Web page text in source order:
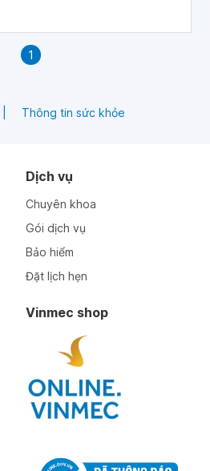
1
Thông tin sức khỏe
Dịch vụ
Chuyên khoa
Gói dịch vụ
Bảo hiểm
Đặt lịch hẹn
Vinmec shop